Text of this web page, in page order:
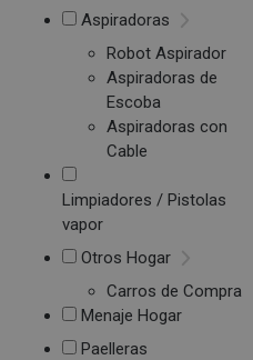
Aspiradoras
Robot Aspirador
Aspiradoras de
Escoba
Aspiradoras con
Cable
Limpiadores / Pistolas
vapor
Otros Hogar
Carros de Compra
Menaje Hogar
Paelleras